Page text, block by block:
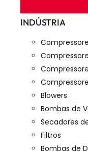
INDÚSTRIA
Blowers
Bombas de
Secadores
Filtros
Bombas de